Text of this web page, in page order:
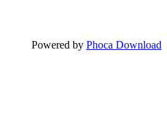
Powered by Phoca Download